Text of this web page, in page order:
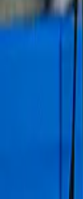
Toegangstickets
Slide 1 of 1, City
bus in front of